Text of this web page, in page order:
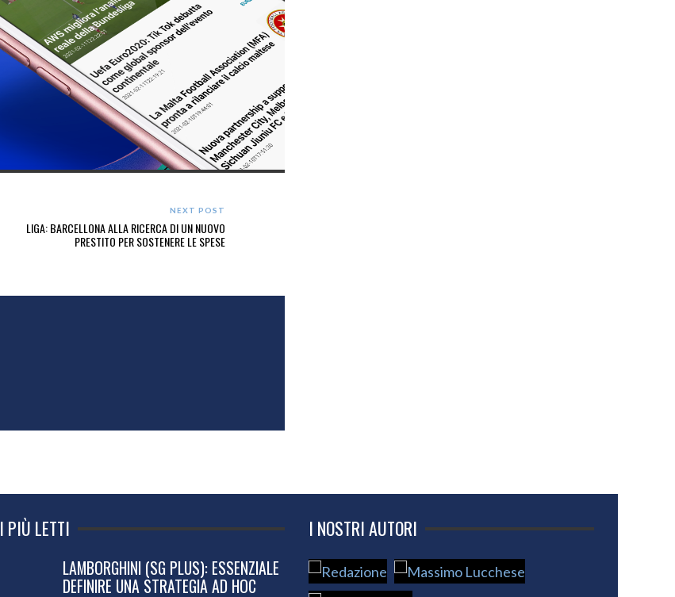
NEXT POST
LIGA: BARCELLONA ALLA RICERCA DI UN NUOVO
PRESTITO PER SOSTENERE LE SPESE
I PIÙ LETTI
LAMBORGHINI (SG PLUS): ESSENZIALE
DEFINIRE UNA STRATEGIA AD HOC
I NOSTRI AUTORI